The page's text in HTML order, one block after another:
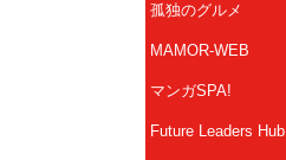
孤独のグルメ
MAMOR-WEB
マンガSPA!
Future Leaders Hub